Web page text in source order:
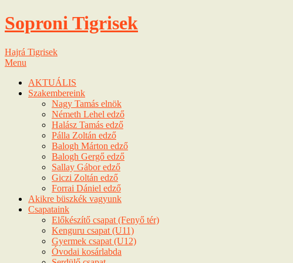
Soproni Tigrisek
Hajrá Tigrisek
Menu
AKTUÁLIS
Szakembereink
Nagy Tamás elnök
Németh Lehel edző
Halász Tamás edző
Pálla Zoltán edző
Balogh Márton edző
Balogh Gergő edző
Sallay Gábor edző
Giczi Zoltán edző
Forrai Dániel edző
Akikre büszkék vagyunk
Csapataink
Előkészítő csapat (Fenyő tér)
Kenguru csapat (U11)
Gyermek csapat (U12)
Óvodai kosárlabda